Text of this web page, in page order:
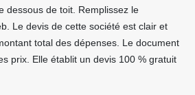
dessous de toit. Remplissez le
Le devis de cette société est clair et
total des dépenses. Le document
prix. Elle établit un devis 100 % gratuit